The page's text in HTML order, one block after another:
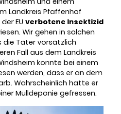
Landkreis Pfaffenhof
EU verbotene Insektizid
Wir gehen in solchen
die Täter vorsätzlich
Fall aus dem Landkreis
konnte bei einem
werden, dass er an dem
Wahrscheinlich hatte er
Mülldeponie gefressen.